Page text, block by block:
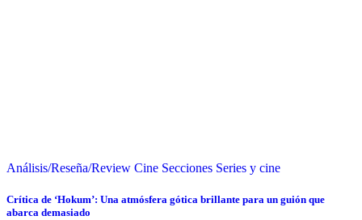
Análisis/Reseña/Review Cine Secciones Series y cine
Crítica de ‘Hokum’: Una atmósfera gótica brillante para un guión que
abarca demasiado